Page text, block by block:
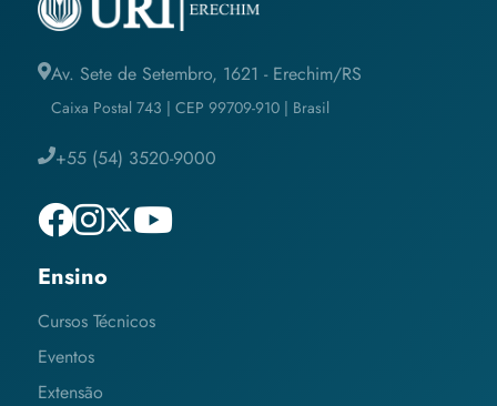
Av. Sete de Setembro, 1621 - Erechim/RS
Caixa Postal 743 | CEP 99709-910 | Brasil
+55 (54) 3520-9000
Ensino
Cursos Técnicos
Eventos
Extensão